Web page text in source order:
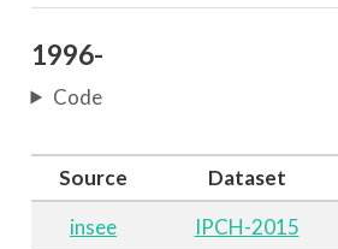
1996-
Code
Source Dataset
insee
IPCH-2015